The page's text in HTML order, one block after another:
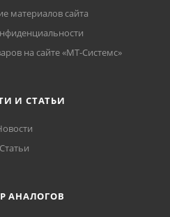
материалов сайта
на сайте «МТ-Системс»
И СТАТЬИ
Статьи
АНАЛОГОВ